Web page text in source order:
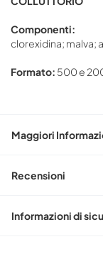
Componenti:
clorexidina; malva;
Formato: 500 e
Maggiori
Recensioni
Informazioni di